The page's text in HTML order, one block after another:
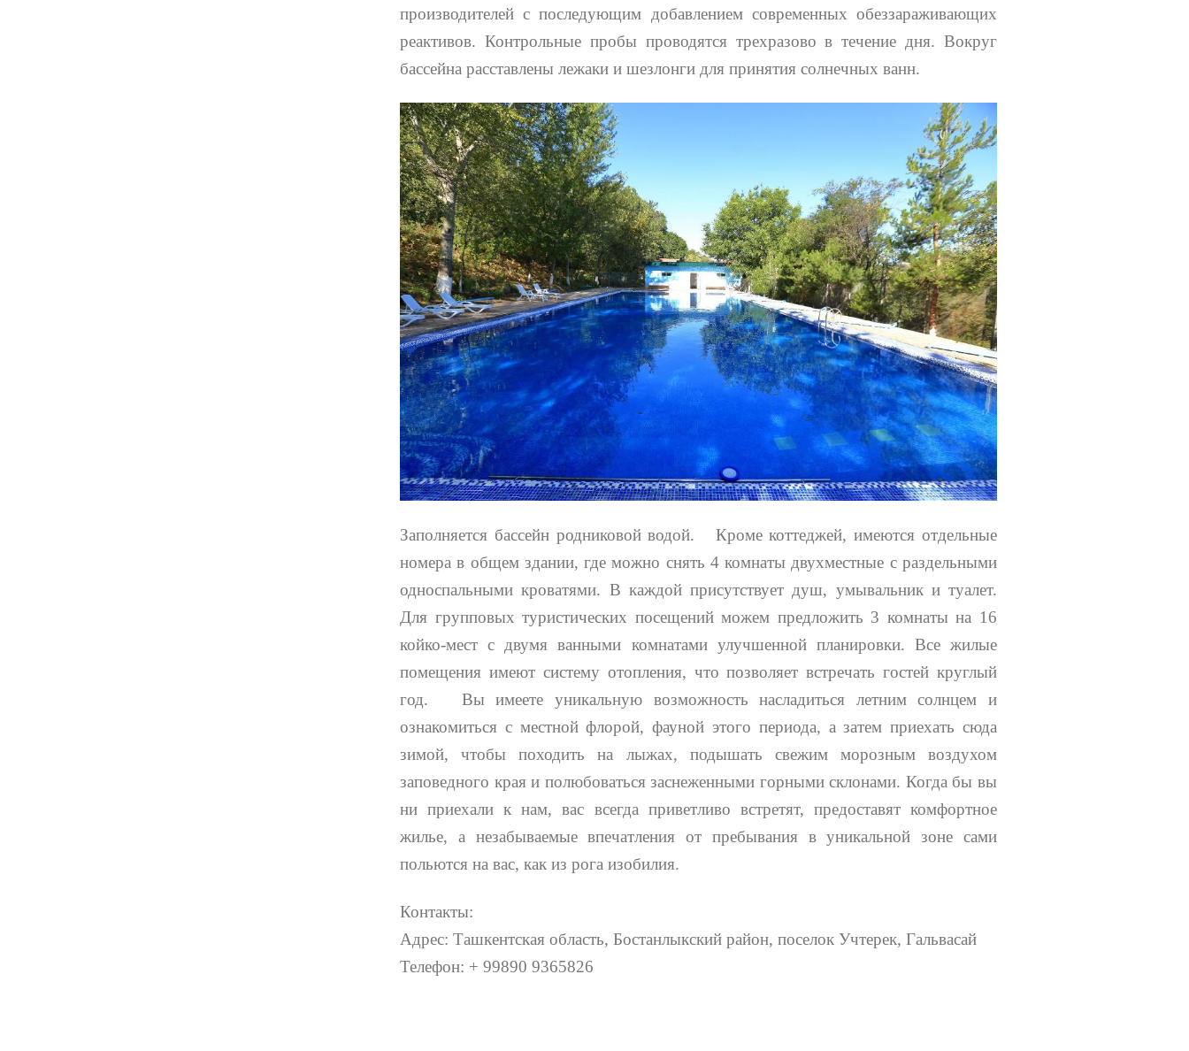
производителей с последующим добавлением современных обеззараживающих
реактивов. Контрольные пробы проводятся трехразово в течение дня. Вокруг
бассейна расставлены лежаки и шезлонги для принятия солнечных ванн.
Заполняется бассейн родниковой водой. Кроме коттеджей, имеются отдельные
номера в общем здании, где можно снять 4 комнаты двухместные с раздельными
односпальными кроватями. В каждой присутствует душ, умывальник и туалет.
Для групповых туристических посещений можем предложить 3 комнаты на 16
койко-мест с двумя ванными комнатами улучшенной планировки. Все жилые
помещения имеют систему отопления, что позволяет встречать гостей круглый
год. Вы имеете уникальную возможность насладиться летним солнцем и
ознакомиться с местной флорой, фауной этого периода, а затем приехать сюда
зимой, чтобы походить на лыжах, подышать свежим морозным воздухом
заповедного края и полюбоваться заснеженными горными склонами. Когда бы вы
ни приехали к нам, вас всегда приветливо встретят, предоставят комфортное
жилье, а незабываемые впечатления от пребывания в уникальной зоне сами
польются на вас, как из рога изобилия.
Контакты:
Адрес: Ташкентская область, Бостанлыкский район, поселок Учтерек, Гальвасай
Телефон: + 99890 9365826